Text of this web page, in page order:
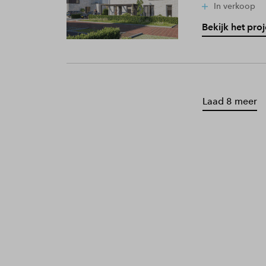
In verkoop
Bekijk het
Laad 8 meer